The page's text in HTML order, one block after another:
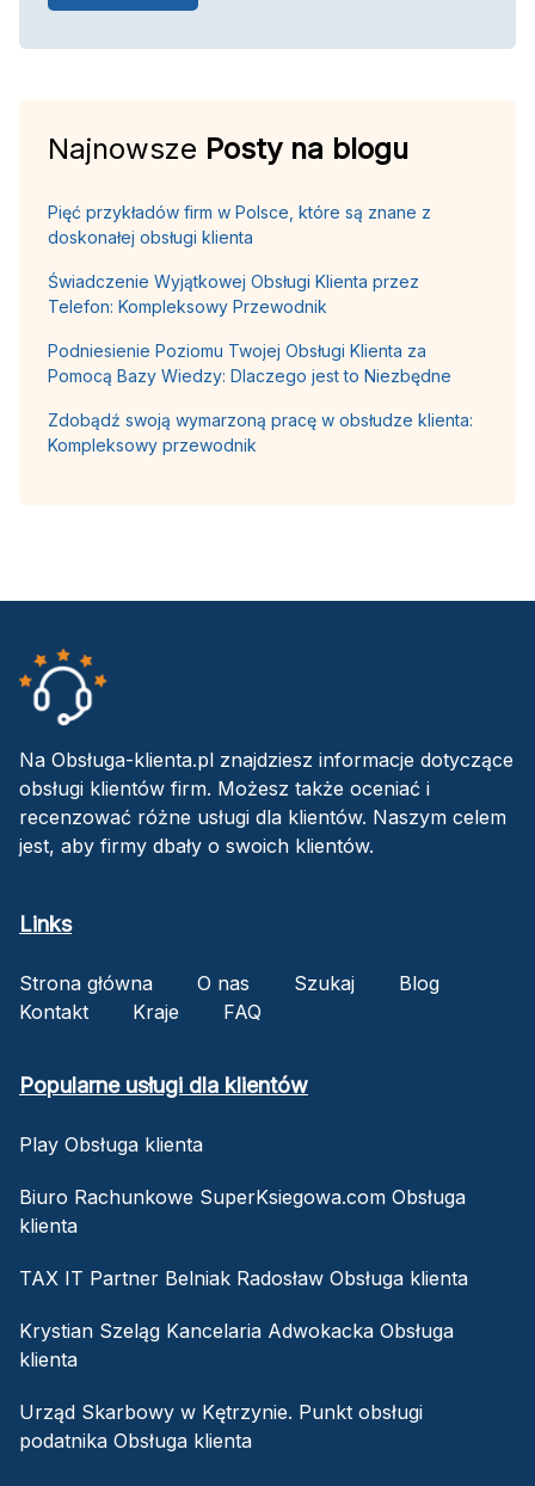
Najnowsze Posty na blogu
Pięć przykładów firm w Polsce, które są znane z
doskonałej obsługi klienta
Świadczenie Wyjątkowej Obsługi Klienta przez
Telefon: Kompleksowy Przewodnik
Podniesienie Poziomu Twojej Obsługi Klienta za
Pomocą Bazy Wiedzy: Dlaczego jest to Niezbędne
Zdobądź swoją wymarzoną pracę w obsłudze klienta:
Kompleksowy przewodnik
Na Obsługa-klienta.pl znajdziesz informacje dotyczące
obsługi klientów firm. Możesz także oceniać i
recenzować różne usługi dla klientów. Naszym celem
jest, aby firmy dbały o swoich klientów.
Links
Strona główna O nas Szukaj
Blog
Kontakt
Kraje FAQ
Popularne usługi dla klientów
Play Obsługa klienta
Biuro Rachunkowe SuperKsiegowa.com Obsługa
klienta
TAX IT Partner Belniak Radosław Obsługa klienta
Krystian Szeląg Kancelaria Adwokacka Obsługa
klienta
Urząd Skarbowy w Kętrzynie. Punkt obsługi
podatnika Obsługa klienta